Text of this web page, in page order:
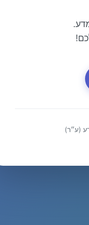
(ע״ר)